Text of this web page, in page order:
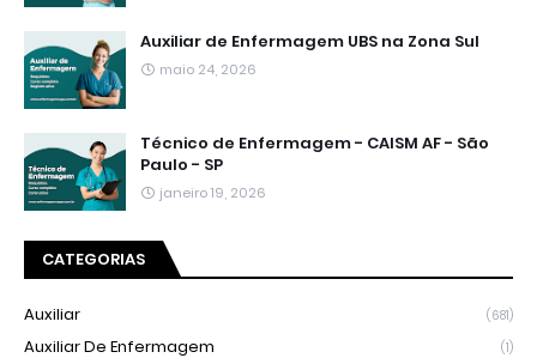
Auxiliar de Enfermagem UBS na Zona Sul
maio 24, 2026
Técnico de Enfermagem - CAISM AF - São
Paulo - SP
janeiro 19, 2026
CATEGORIAS
Auxiliar (681)
Auxiliar De Enfermagem (1)